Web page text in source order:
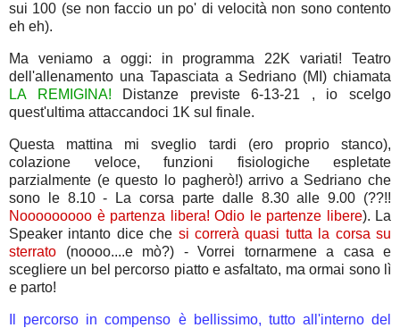
sui 100 (se non faccio un po' di velocità non sono contento
eh eh).
Ma veniamo a oggi: in programma 22K variati! Teatro
dell'allenamento una Tapasciata a Sedriano (MI) chiamata
LA REMIGINA! Distanze previste 6-13-21 , io scelgo
quest'ultima attaccandoci 1K sul finale.
Questa mattina mi sveglio tardi (ero proprio stanco),
colazione veloce, funzioni fisiologiche espletate
parzialmente (e questo lo pagherò!) arrivo a Sedriano che
sono le 8.10 - La corsa parte dalle 8.30 alle 9.00 (??!!
Nooooooooo è partenza libera! Odio le partenze libere). La
Speaker intanto dice che si correrà quasi tutta la corsa su
sterrato (noooo....e mò?) - Vorrei tornarmene a casa e
scegliere un bel percorso piatto e asfaltato, ma ormai sono lì
e parto!
Il percorso in compenso è bellissimo, tutto all'interno del